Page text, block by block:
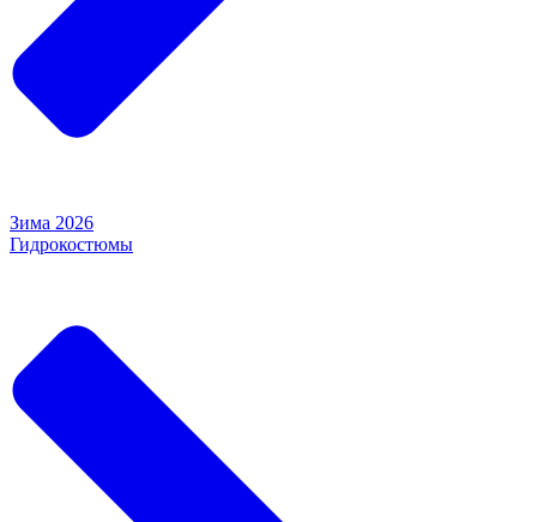
Зима 2026
Гидрокостюмы